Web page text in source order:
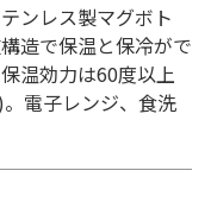
ンレス製マグボト
造で保温と保冷がで
温効力は60度以上
電子レンジ、食洗